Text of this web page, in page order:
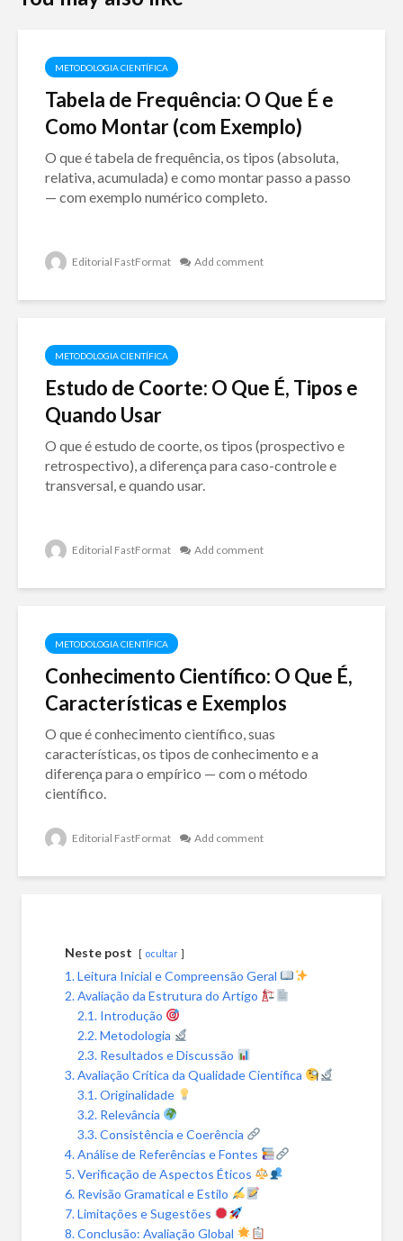
METODOLOGIA CIENTÍFICA
Tabela de Frequência: O Que É e
Como Montar (com Exemplo)
O que é tabela de frequência, os tipos (absoluta,
relativa, acumulada) e como montar passo a passo
— com exemplo numérico completo.
Editorial FastFormat Add comment
METODOLOGIA CIENTÍFICA
Estudo de Coorte: O Que É, Tipos e
Quando Usar
O que é estudo de coorte, os tipos (prospectivo e
retrospectivo), a diferença para caso-controle e
transversal, e quando usar.
Editorial FastFormat Add comment
METODOLOGIA CIENTÍFICA
Conhecimento Científico: O Que É,
Características e Exemplos
O que é conhecimento científico, suas
características, os tipos de conhecimento e a
diferença para o empírico — com o método
científico.
Editorial FastFormat Add comment
Neste post ocultar
1. Leitura Inicial e Compreensão Geral
2. Avaliação da Estrutura do Artigo
2.1. Introdução
2.2. Metodologia
2.3. Resultados e Discussão
3. Avaliação Crítica da Qualidade Científica
3.1. Originalidade
3.2. Relevância
3.3. Consistência e Coerência
4. Análise de Referências e Fontes
5. Verificação de Aspectos Éticos
6. Revisão Gramatical e Estilo
7. Limitações e Sugestões
8. Conclusão: Avaliação Global